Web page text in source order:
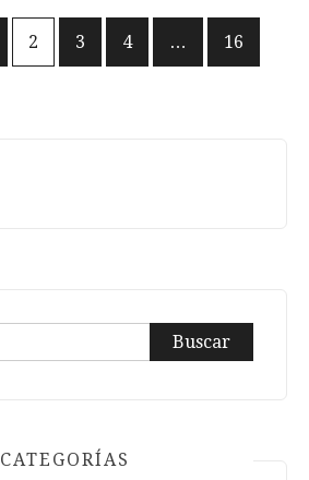
2 3 4 …
16
CATEGORÍAS